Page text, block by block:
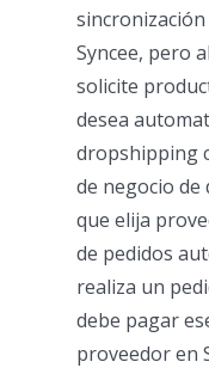
Syncee, pero
solicite
desea
dropshipping
de negocio
que elija
de pedidos
realiza un
debe pagar
proveedor en